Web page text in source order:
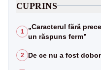
CUPRINS
1
„Caracterul fără
un răspuns ferm”
2 De ce nu a fost